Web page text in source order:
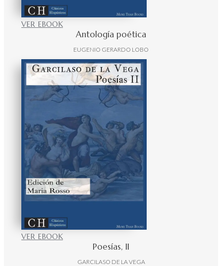
VER EBOOK
Antología poética
EUGENIO GERARDO LOBO
VER EBOOK
Poesías, II
GARCILASO DE LA VEGA